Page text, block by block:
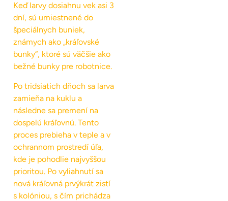
Keď larvy dosiahnu vek asi 3
dní, sú umiestnené do
špeciálnych buniek,
známych ako „kráľovské
bunky“, ktoré sú väčšie ako
bežné bunky pre robotnice.
Po tridsiatich dňoch sa larva
zamieňa na kuklu a
následne sa premení na
dospelú kráľovnú. Tento
proces prebieha v teple a v
ochrannom prostredí úľa,
kde je pohodlie najvyššou
prioritou. Po vyliahnutí sa
nová kráľovná prvýkrát zistí
s kolóniou, s čím prichádza